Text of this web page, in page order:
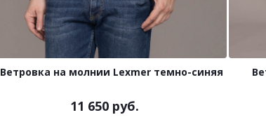
Ветровка на молнии Lexmer темно-синяя
11 650 руб.